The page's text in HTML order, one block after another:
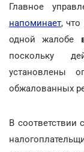
Главное
напоминает,
одной жалобе
поскольку
установлены
обжалованных
В соответствии